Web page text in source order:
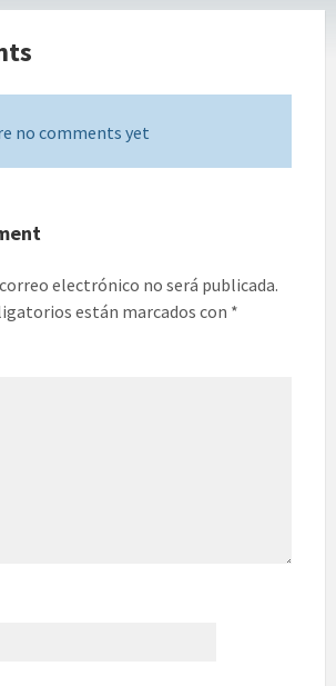
no comments yet
electrónico no será publicada.
están marcados con *